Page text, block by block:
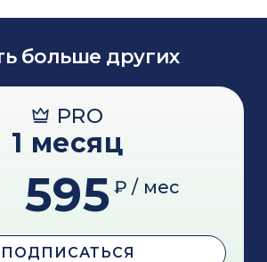
больше других
PRO
1 месяц
595 ₽ / мес
ПОДПИСАТЬСЯ